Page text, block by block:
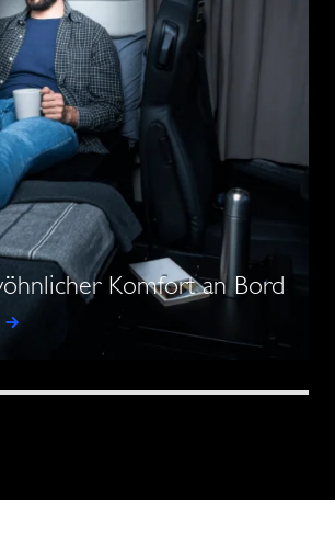
Komfort an Bord